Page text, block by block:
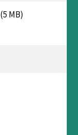
(5 MB)